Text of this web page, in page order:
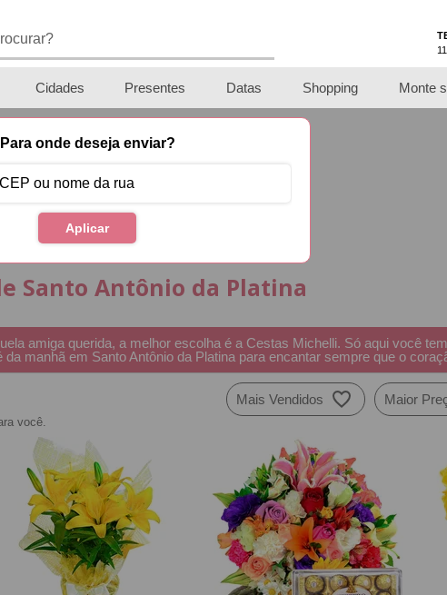
11
Cidades Presentes Datas Shopping Monte
Para onde deseja enviar?
Aplicar
de Café da Manh
Santo Antônio da Platina
amiga querida, a melhor escolha é a Cestas Michelli. Só aqui você
manhã em Santo Antônio da Platina para encantar sempre que o
Maior
Mais Vendidos
você.